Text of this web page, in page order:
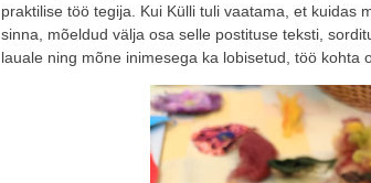
praktilise töö tegija. Kui Külli tuli vaatama, et kuidas
sinna, mõeldud välja osa selle postituse teksti,
lauale ning mõne inimesega ka lobisetud, töö kohta